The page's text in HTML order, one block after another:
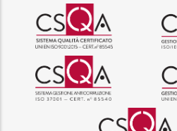
Logo
Logo
Logo